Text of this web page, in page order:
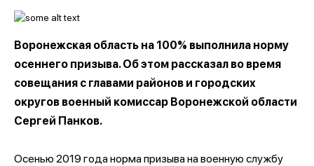
Воронежская область на 100% выполнила норму
осеннего призыва. Об этом рассказал во время
совещания с главами районов и городских
округов военный комиссар Воронежской области
Сергей Панков.
Осенью 2019 года норма призыва на военную службу